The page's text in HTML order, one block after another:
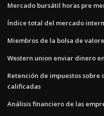
Mercado bursátil horas pre
Índice total del mercado
Miembros de la bolsa de
Western union enviar dinero
Retención de impuestos sobre
calificadas
Análisis financiero de las